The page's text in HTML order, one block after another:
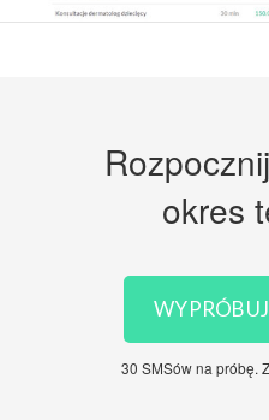
okres
30 SMSów na próbę.